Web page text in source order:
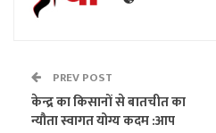
PREV POST
केन्द्र का किसानों से बातचीत का
न्यौता स्वागत योग्य कदम :आप